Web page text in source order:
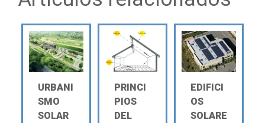
URBANI
SMO
SOLAR
PRINCI
PIOS
DEL
EDIFICI
OS
SOLARE